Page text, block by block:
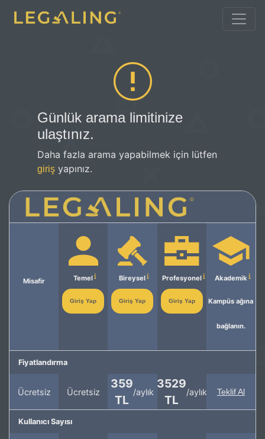
Günlük arama limitinize
ulaştınız.
Daha fazla arama yapabilmek için lütfen
giriş yapınız.
Misafir Temel
Giriş Yap
Bireysel
Giriş Yap
Profesyonel
Giriş Yap
Akademik
Kampüs ağına
bağlanın.
Fiyatlandırma
Ücretsiz Ücretsiz
359
TL
/aylık
3529
TL
/aylık Teklif Al
Kullanıcı Sayısı